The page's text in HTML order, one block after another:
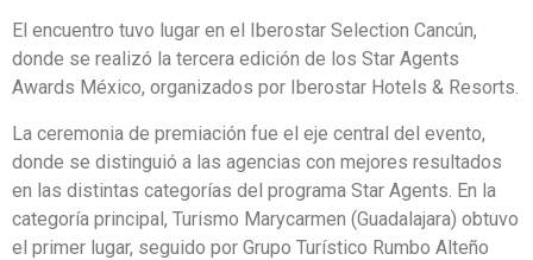
El encuentro tuvo lugar en el Iberostar Selection Cancún,
donde se realizó la tercera edición de los Star Agents
Awards México, organizados por Iberostar Hotels & Resorts.
La ceremonia de premiación fue el eje central del evento,
donde se distinguió a las agencias con mejores resultados
en las distintas categorías del programa Star Agents. En la
categoría principal, Turismo Marycarmen (Guadalajara) obtuvo
el primer lugar, seguido por Grupo Turístico Rumbo Alteño